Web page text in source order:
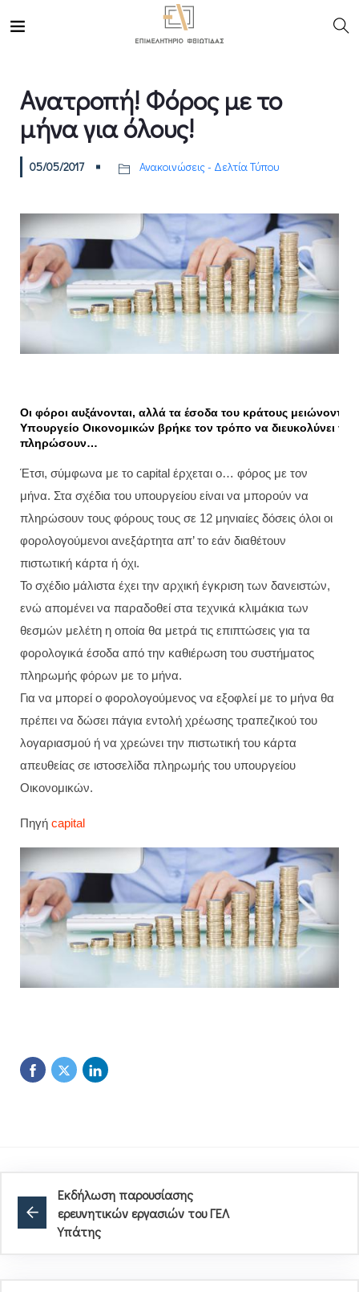
Ανατροπή! Φόρος με το
μήνα για όλους!
05/05/2017 Ανακοινώσεις - Δελτία Τύπου
Οι φόροι αυξάνονται, αλλά τα έσοδα του κράτους μειώνονται
Υπουργείο Οικονομικών βρήκε τον τρόπο να διευκολύνει
πληρώσουν…
Έτσι, σύμφωνα με το capital έρχεται ο… φόρος με τον
μήνα. Στα σχέδια του υπουργείου είναι να μπορούν να
πληρώσουν τους φόρους τους σε 12 μηνιαίες δόσεις όλοι οι
φορολογούμενοι ανεξάρτητα απ’ το εάν διαθέτουν
πιστωτική κάρτα ή όχι.
Το σχέδιο μάλιστα έχει την αρχική έγκριση των δανειστών,
ενώ απομένει να παραδοθεί στα τεχνικά κλιμάκια των
θεσμών μελέτη η οποία θα μετρά τις επιπτώσεις για τα
φορολογικά έσοδα από την καθιέρωση του συστήματος
πληρωμής φόρων με το μήνα.
Για να μπορεί ο φορολογούμενος να εξοφλεί με το μήνα θα
πρέπει να δώσει πάγια εντολή χρέωσης τραπεζικού του
λογαριασμού ή να χρεώνει την πιστωτική του κάρτα
απευθείας σε ιστοσελίδα πληρωμής του υπουργείου
Οικονομικών.
Πηγή capital
Εκδήλωση παρουσίασης
ερευνητικών εργασιών του ΓΕΛ
Υπάτης